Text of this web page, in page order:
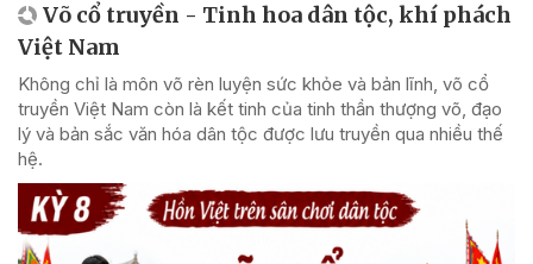
Võ cổ truyền - Tinh hoa dân tộc, khí phách
Việt Nam
Không chỉ là môn võ rèn luyện sức khỏe và bản lĩnh, võ cổ
truyền Việt Nam còn là kết tinh của tinh thần thượng võ, đạo
lý và bản sắc văn hóa dân tộc được lưu truyền qua nhiều thế
hệ.